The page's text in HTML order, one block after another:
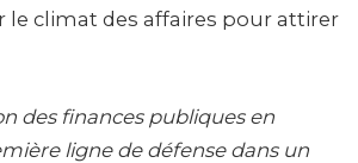
le climat des affaires pour attirer
des finances publiques en
ligne de défense dans un